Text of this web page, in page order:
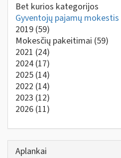
Bet kurios kategorijos
Gyventojų pajamų mokestis
2019 (59)
Mokesčių pakeitimai (59)
2021 (24)
2024 (17)
2025 (14)
2022 (14)
2023 (12)
2026 (11)
Aplankai